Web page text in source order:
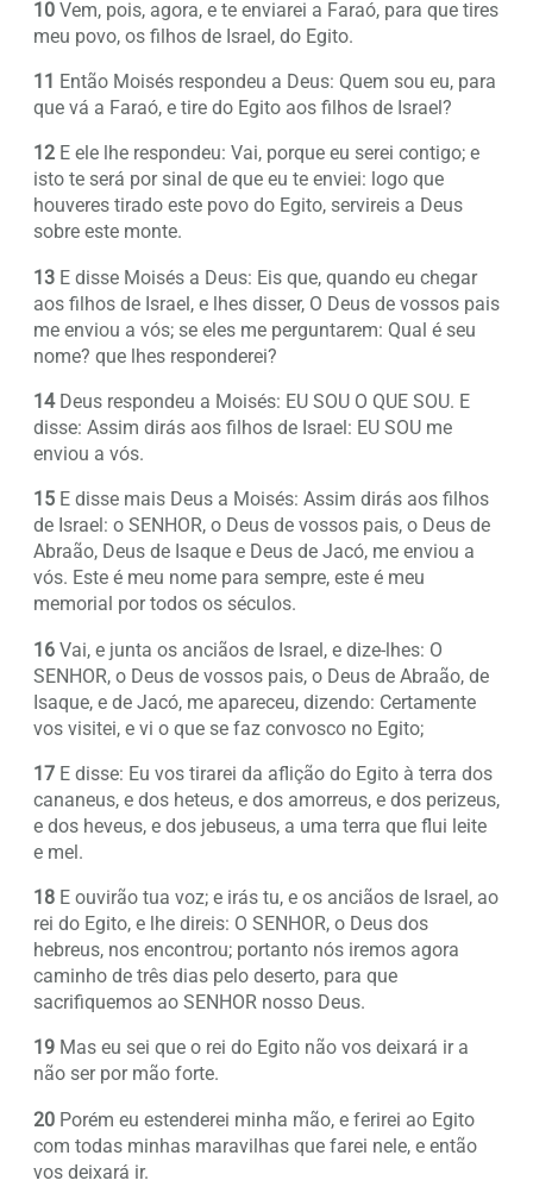
10 Vem, pois, agora, e te enviarei a Faraó, para que tires
meu povo, os filhos de Israel, do Egito.
11 Então Moisés respondeu a Deus: Quem sou eu, para
que vá a Faraó, e tire do Egito aos filhos de Israel?
12 E ele lhe respondeu: Vai, porque eu serei contigo; e
isto te será por sinal de que eu te enviei: logo que
houveres tirado este povo do Egito, servireis a Deus
sobre este monte.
13 E disse Moisés a Deus: Eis que, quando eu chegar
aos filhos de Israel, e lhes disser, O Deus de vossos pais
me enviou a vós; se eles me perguntarem: Qual é seu
nome? que lhes responderei?
14Deus respondeu a Moisés: EU SOU O QUE SOU. E
disse: Assim dirás aos filhos de Israel: EU SOU me
enviou a vós.
15 E disse mais Deus a Moisés: Assim dirás aos filhos
de Israel: o SENHOR, o Deus de vossos pais, o Deus de
Abraão, Deus de Isaque e Deus de Jacó, me enviou a
vós. Este é meu nome para sempre, este é meu
memorial por todos os séculos.
16 Vai, e junta os anciãos de Israel, e dize-lhes: O
SENHOR, o Deus de vossos pais, o Deus de Abraão, de
Isaque, e de Jacó, me apareceu, dizendo: Certamente
vos visitei, e vi o que se faz convosco no Egito;
17 E disse: Eu vos tirarei da aflição do Egito à terra dos
cananeus, e dos heteus, e dos amorreus, e dos perizeus,
e dos heveus, e dos jebuseus, a uma terra que flui leite
e mel.
18 E ouvirão tua voz; e irás tu, e os anciãos de Israel, ao
rei do Egito, e lhe direis: O SENHOR, o Deus dos
hebreus, nos encontrou; portanto nós iremos agora
caminho de três dias pelo deserto, para que
sacrifiquemos ao SENHOR nosso Deus.
19 Mas eu sei que o rei do Egito não vos deixará ir a
não ser por mão forte.
20 Porém eu estenderei minha mão, e ferirei ao Egito
com todas minhas maravilhas que farei nele, e então
vos deixará ir.